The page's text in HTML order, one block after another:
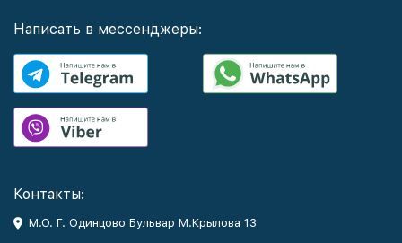
Написать в мессенджеры:
Контакты:
М.О. Г. Одинцово Бульвар М.Крылова 13